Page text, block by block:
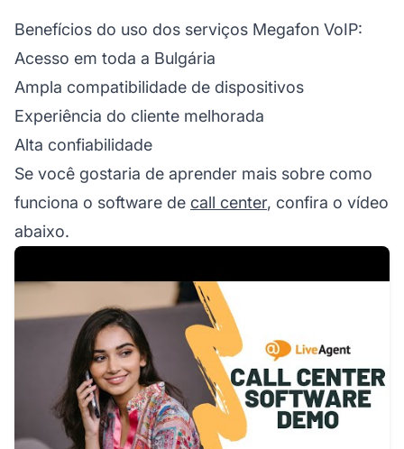
Benefícios do uso dos serviços Megafon VoIP:
Acesso em toda a Bulgária
Ampla compatibilidade de dispositivos
Experiência do cliente melhorada
Alta confiabilidade
Se você gostaria de aprender mais sobre como
funciona o software de call center, confira o vídeo
abaixo.